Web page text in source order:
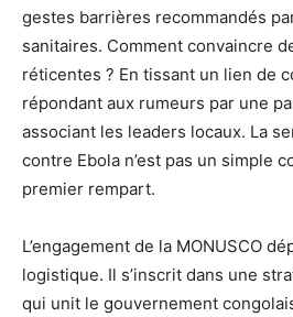
gestes barrières recommandés
sanitaires. Comment convaincre
réticentes ? En tissant un lien de
répondant aux rumeurs par une
associant les leaders locaux. La
contre Ebola n’est pas un simple
premier rempart.
L’engagement de la MONUSCO
logistique. Il s’inscrit dans une
qui unit le gouvernement